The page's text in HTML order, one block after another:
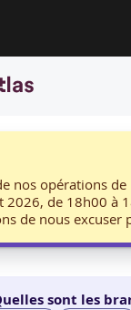
nos opérations
2026, de 18h00 à
de nous excuser
DES TESTS
les sessions
sont les